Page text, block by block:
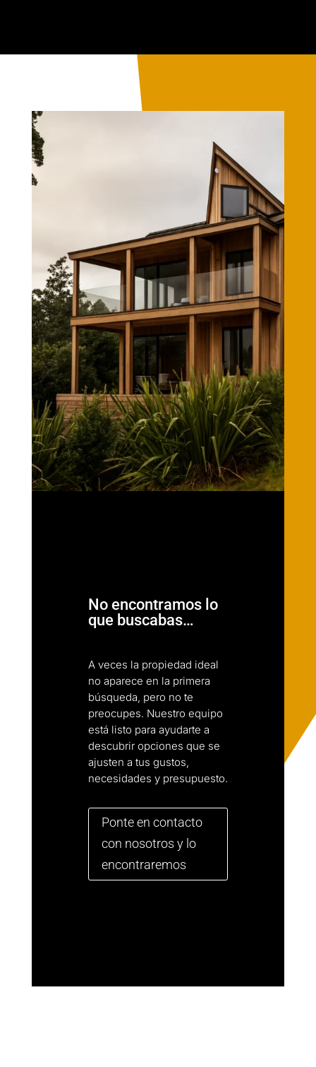
No encontramos lo
que buscabas…
A veces la propiedad ideal
no aparece en la primera
búsqueda, pero no te
preocupes. Nuestro equipo
está listo para ayudarte a
descubrir opciones que se
ajusten a tus gustos,
necesidades y presupuesto.
Ponte en contacto
con nosotros y lo
encontraremos